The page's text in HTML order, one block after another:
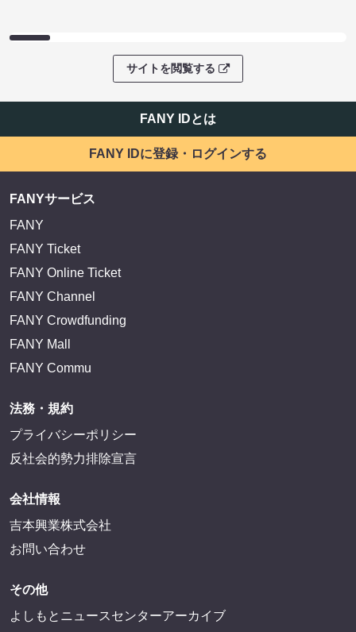
サイトを閲覧する
FANY IDとは
FANY IDに登録・ログインする
FANYサービス
FANY
FANY Ticket
FANY Online Ticket
FANY Channel
FANY Crowdfunding
FANY Mall
FANY Commu
法務・規約
プライバシーポリシー
反社会的勢力排除宣言
会社情報
吉本興業株式会社
お問い合わせ
その他
よしもとニュースセンターアーカイブ